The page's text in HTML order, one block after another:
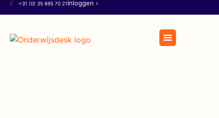
+31 (0) 35 695 70 21Inloggen ›